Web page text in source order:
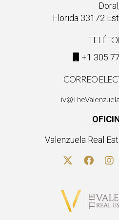
Doral,
Florida 33172
+1 305
CORREO
Valenzuela Real